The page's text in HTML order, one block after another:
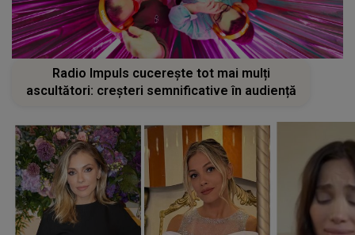
Radio Impuls cucerește tot mai mulți
ascultători: creșteri semnificative în audiență